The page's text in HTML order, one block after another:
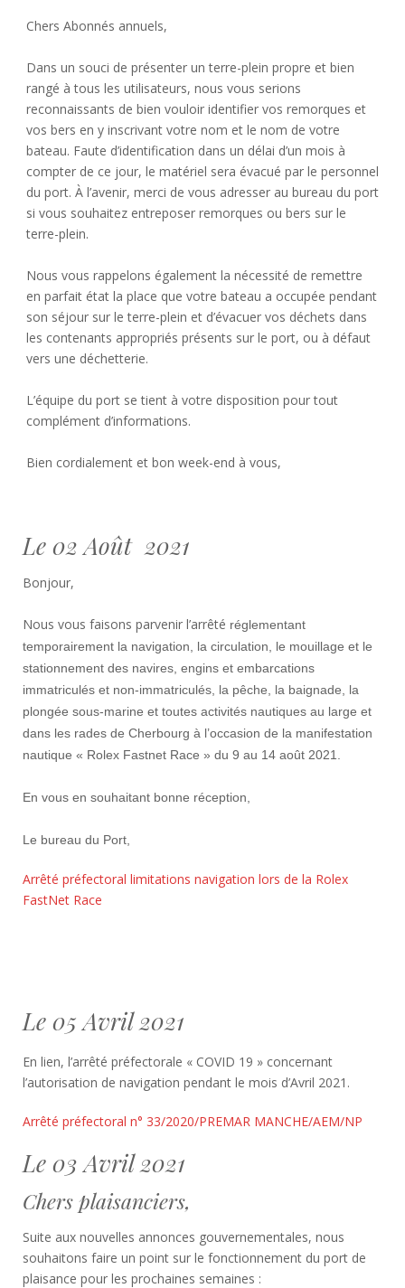
Chers Abonnés annuels,
Dans un souci de présenter un terre-plein propre et bien
rangé à tous les utilisateurs, nous vous serions
reconnaissants de bien vouloir identifier vos remorques et
vos bers en y inscrivant votre nom et le nom de votre
bateau. Faute d’identification dans un délai d’un mois à
compter de ce jour, le matériel sera évacué par le personnel
du port. À l’avenir, merci de vous adresser au bureau du port
si vous souhaitez entreposer remorques ou bers sur le
terre-plein.
Nous vous rappelons également la nécessité de remettre
en parfait état la place que votre bateau a occupée pendant
son séjour sur le terre-plein et d’évacuer vos déchets dans
les contenants appropriés présents sur le port, ou à défaut
vers une déchetterie.
L’équipe du port se tient à votre disposition pour tout
complément d’informations.
Bien cordialement et bon week-end à vous,
Le 02 Août 2021
Bonjour,
Nous vous faisons parvenir l’arrêté réglementant
temporairement la navigation, la circulation, le mouillage et le
stationnement des navires, engins et embarcations
immatriculés et non-immatriculés, la pêche, la baignade, la
plongée sous-marine et toutes activités nautiques au large et
dans les rades de Cherbourg à l’occasion de la manifestation
nautique « Rolex Fastnet Race » du 9 au 14 août 2021.
En vous en souhaitant bonne réception,
Le bureau du Port,
Arrêté préfectoral limitations navigation lors de la Rolex
FastNet Race
Le 05 Avril 2021
En lien, l’arrêté préfectorale « COVID 19 » concernant
l’autorisation de navigation pendant le mois d’Avril 2021.
Arrêté préfectoral n° 33/2020/PREMAR MANCHE/AEM/NP
Le 03 Avril 2021
Chers plaisanciers,
Suite aux nouvelles annonces gouvernementales, nous
souhaitons faire un point sur le fonctionnement du port de
plaisance pour les prochaines semaines :